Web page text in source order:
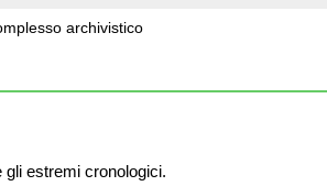
archivistico
estremi cronologici.